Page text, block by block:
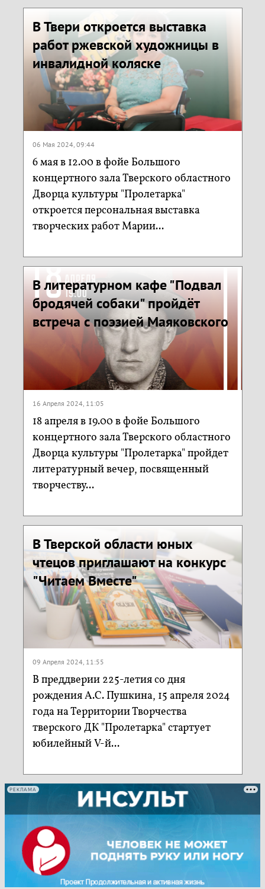
В Твери откроется выставка
работ ржевской художницы в
инвалидной коляске
06 Мая 2024, 09:44
6 мая в 12.00 в фойе Большого
концертного зала Тверского областного
Дворца культуры "Пролетарка"
откроется персональная выставка
творческих работ Марии...
В литературном кафе "Подвал
бродячей собаки" пройдёт
встреча с поэзией Маяковского
16 Апреля 2024, 11:05
18 апреля в 19.00 в фойе Большого
концертного зала Тверского областного
Дворца культуры "Пролетарка" пройдет
литературный вечер, посвященный
творчеству...
В Тверской области юных
чтецов приглашают на конкурс
"Читаем Вместе"
09 Апреля 2024, 11:55
В преддверии 225-летия со дня
рождения А.С. Пушкина, 15 апреля 2024
года на Территории Творчества
тверского ДК "Пролетарка" стартует
юбилейный V-й...
РЕКЛАМА